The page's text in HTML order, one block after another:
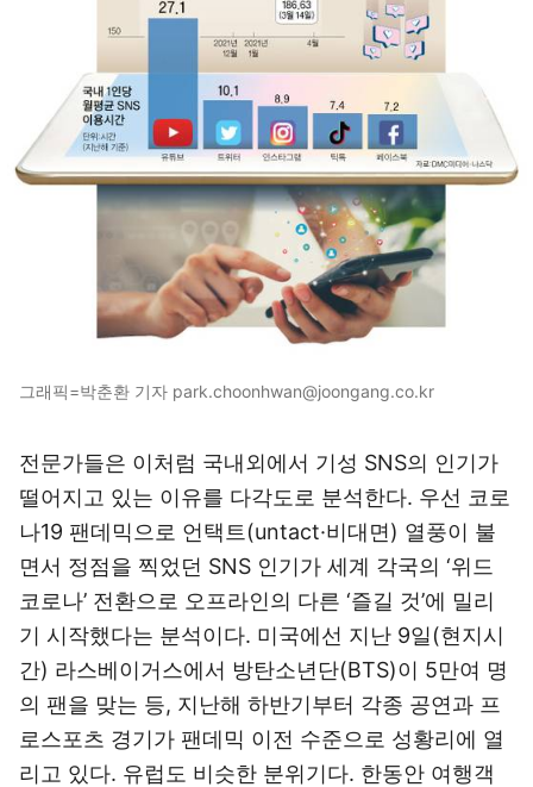
그래픽=박춘환 기자 park.choonhwan@joongang.co.kr
전문가들은 이처럼 국내외에서 기성 SNS의 인기가
떨어지고 있는 이유를 다각도로 분석한다. 우선 코로
나19 팬데믹으로 언택트(untact·비대면) 열풍이 불
면서 정점을 찍었던 SNS 인기가 세계 각국의 ‘위드
코로나’ 전환으로 오프라인의 다른 ‘즐길 것’에 밀리
기 시작했다는 분석이다. 미국에선 지난 9일(현지시
간) 라스베이거스에서 방탄소년단(BTS)이 5만여 명
의 팬을 맞는 등, 지난해 하반기부터 각종 공연과 프
로스포츠 경기가 팬데믹 이전 수준으로 성황리에 열
리고 있다. 유럽도 비슷한 분위기다. 한동안 여행객